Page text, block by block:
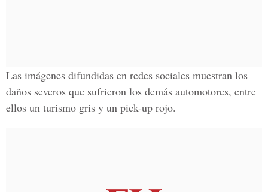
Las imágenes difundidas en redes sociales muestran los
daños severos que sufrieron los demás automotores, entre
ellos un turismo gris y un pick-up rojo.